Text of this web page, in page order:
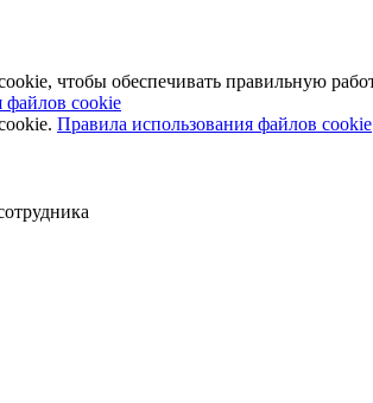
чтобы обеспечивать правильную
файлов cookie
Правила использования файлов cookie